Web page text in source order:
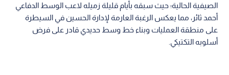
الصيفية الحالية؛ حيث سبقه بأيام قليلة زميله لاعب الوسط الدفاعي
أحمد ثائر، مما يعكس الرغبة العارمة لإدارة الحسين في السيطرة
على منطقة العمليات وبناء خط وسط حديدي قادر على فرض
أسلوبه التكتيكي.